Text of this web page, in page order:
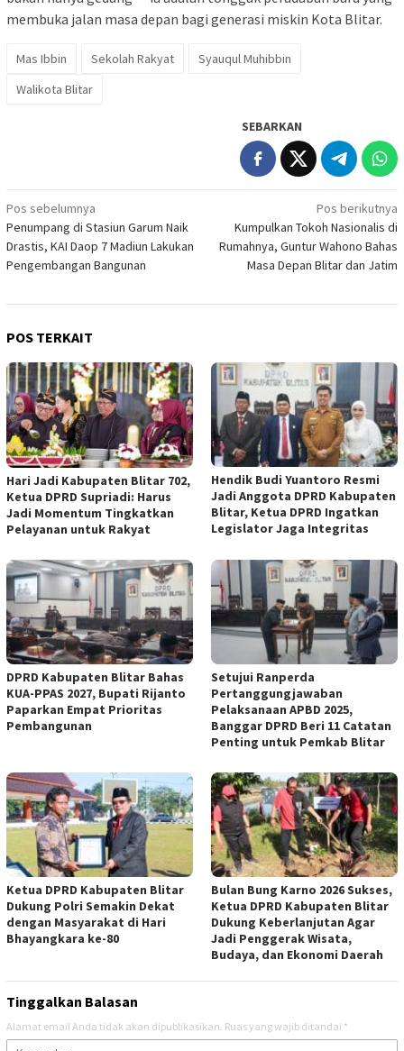
membuka jalan masa depan bagi generasi miskin Kota Blitar.
Mas Ibbin Sekolah Rakyat
Syauqul Muhibbin
Walikota Blitar
SEBARKAN
Navigasi
pos
Pos sebelumnya
Penumpang di Stasiun Garum Naik
Drastis, KAI Daop 7 Madiun Lakukan
Pengembangan Bangunan
Pos berikutnya
Kumpulkan Tokoh Nasionalis di
Rumahnya, Guntur Wahono Bahas
Masa Depan Blitar dan Jatim
POS TERKAIT
Hari Jadi Kabupaten Blitar 702,
Ketua DPRD Supriadi: Harus
Jadi Momentum Tingkatkan
Pelayanan untuk Rakyat
Hendik Budi Yuantoro Resmi
Jadi Anggota DPRD Kabupaten
Blitar, Ketua DPRD Ingatkan
Legislator Jaga Integritas
DPRD Kabupaten Blitar Bahas
KUA-PPAS 2027, Bupati Rijanto
Paparkan Empat Prioritas
Pembangunan
Setujui Ranperda
Pertanggungjawaban
Pelaksanaan APBD 2025,
Banggar DPRD Beri 11 Catatan
Penting untuk Pemkab Blitar
Ketua DPRD Kabupaten Blitar
Dukung Polri Semakin Dekat
dengan Masyarakat di Hari
Bhayangkara ke-80
Bulan Bung Karno 2026 Sukses,
Ketua DPRD Kabupaten Blitar
Dukung Keberlanjutan Agar
Jadi Penggerak Wisata,
Budaya, dan Ekonomi Daerah
Tinggalkan Balasan
Alamat email Anda tidak akan dipublikasikan. Ruas yang wajib ditandai *